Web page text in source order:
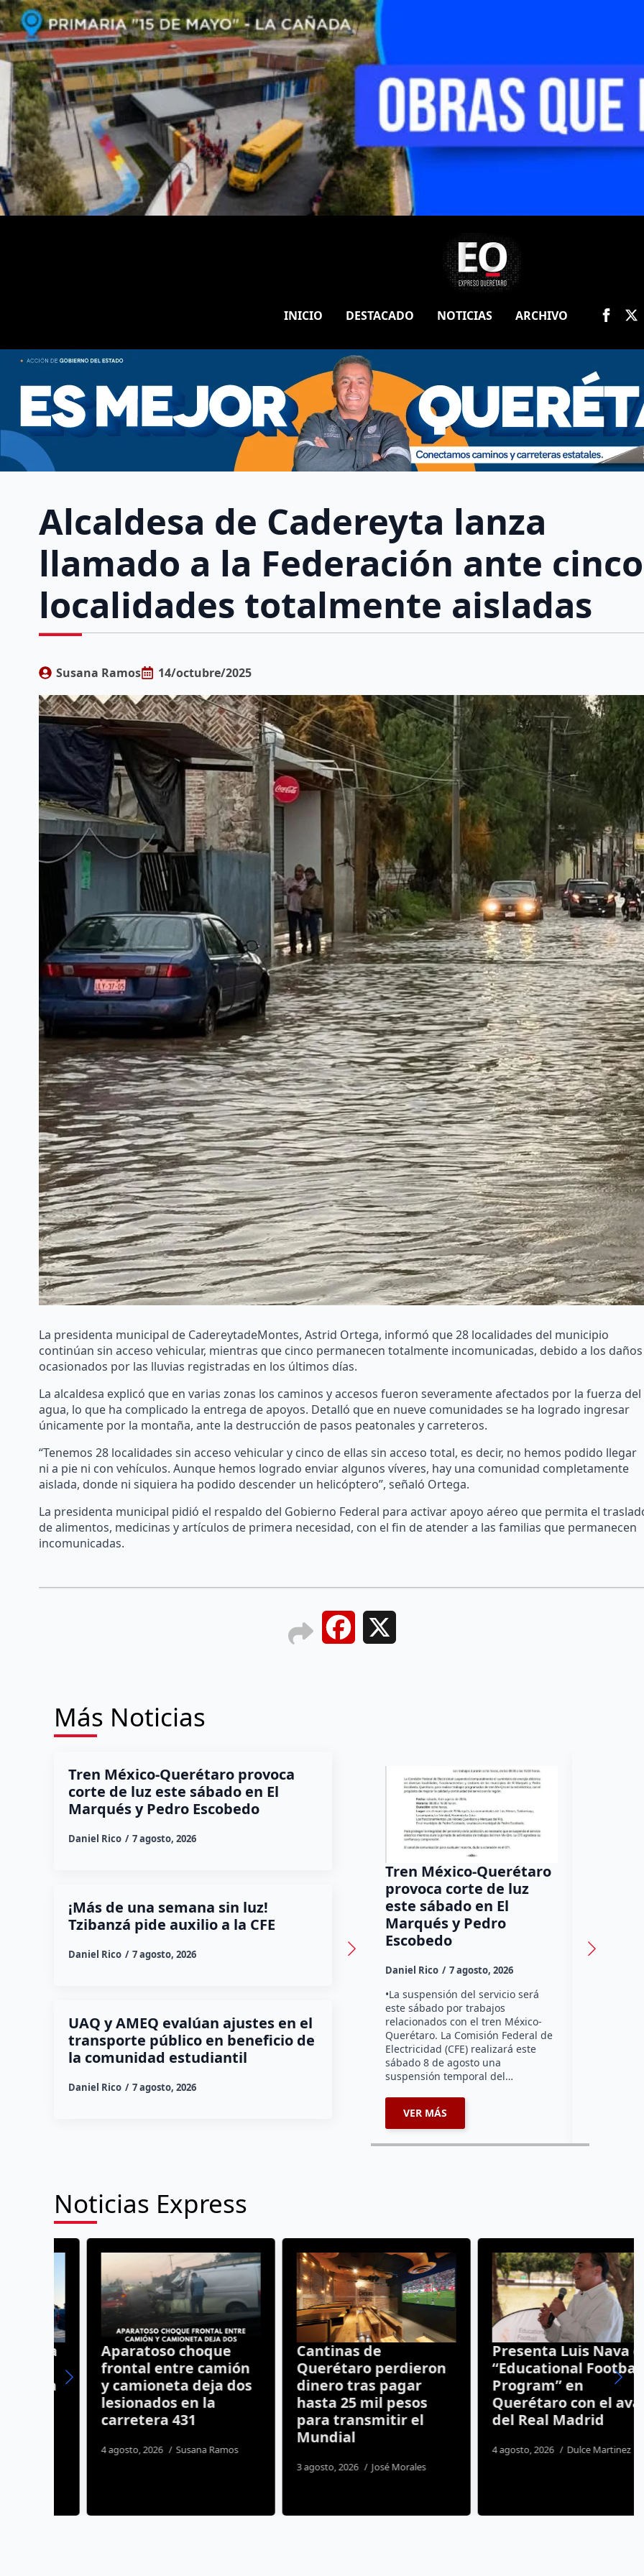
INICIO DESTACADO NOTICIAS ARCHIVO
Alcaldesa de Cadereyta lanza
llamado a la Federación ante cinco
localidades totalmente aisladas
Susana Ramos 14/octubre/2025
La presidenta municipal de CadereytadeMontes, Astrid Ortega, informó que 28 localidades del municipio
continúan sin acceso vehicular, mientras que cinco permanecen totalmente incomunicadas, debido a los daños
ocasionados por las lluvias registradas en los últimos días.
La alcaldesa explicó que en varias zonas los caminos y accesos fueron severamente afectados por la fuerza del
agua, lo que ha complicado la entrega de apoyos. Detalló que en nueve comunidades se ha logrado ingresar
únicamente por la montaña, ante la destrucción de pasos peatonales y carreteros.
“Tenemos 28 localidades sin acceso vehicular y cinco de ellas sin acceso total, es decir, no hemos podido llegar
ni a pie ni con vehículos. Aunque hemos logrado enviar algunos víveres, hay una comunidad completamente
aislada, donde ni siquiera ha podido descender un helicóptero”, señaló Ortega.
La presidenta municipal pidió el respaldo del Gobierno Federal para activar apoyo aéreo que permita el
de alimentos, medicinas y artículos de primera necesidad, con el fin de atender a las familias que permanecen
incomunicadas.
Facebook
Más Noticias
Tren México-Querétaro provoca
corte de luz este sábado en El
Marqués y Pedro Escobedo
Daniel Rico 7 agosto, 2026
¡Más de una semana sin luz!
Tzibanzá pide auxilio a la CFE
Daniel Rico 7 agosto, 2026
UAQ y AMEQ evalúan ajustes en el
transporte público en beneficio de
la comunidad estudiantil
Daniel Rico 7 agosto, 2026
Tren México-Querétaro
provoca corte de luz
este sábado en El
Marqués y Pedro
Escobedo
Daniel Rico 7 agosto, 2026
•La suspensión del servicio será
este sábado por trabajos
relacionados con el tren México-
Querétaro. La Comisión Federal de
Electricidad (CFE) realizará este
sábado 8 de agosto una
suspensión temporal del…
VER MÁS
Habitantes
Noticias Express
Aparatoso choque
frontal entre camión
y camioneta deja dos
lesionados en la
carretera 431
4 agosto, 2026 Susana Ramos
Cantinas de
Querétaro perdieron
dinero tras pagar
hasta 25 mil pesos
para transmitir el
Mundial
3 agosto, 2026 José Morales
Presenta Luis Nava el
“Educational Football
Program” en
Querétaro con el aval
del Real Madrid
4 agosto, 2026 Dulce Martinez